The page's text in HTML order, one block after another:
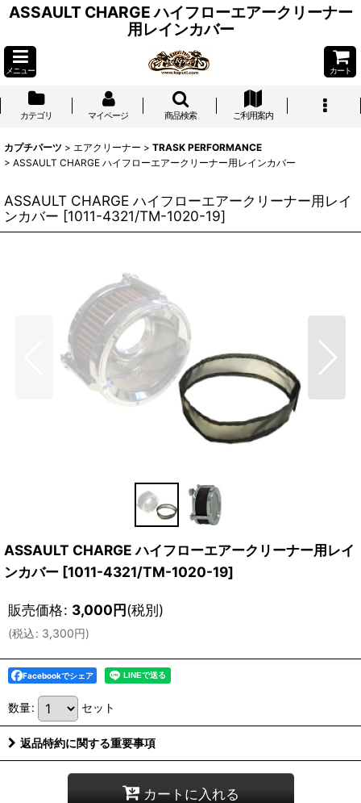
ASSAULT CHARGE ハイフローエアークリーナー
用レインカバー
メニュー カート
カテゴリ マイページ 商品検索 ご利用案内
カプチパーツ > エアクリーナー > TRASK PERFORMANCE
> ASSAULT CHARGE ハイフローエアークリーナー用レインカバー
ASSAULT CHARGE ハイフローエアークリーナー用レイ
ンカバー [1011-4321/TM-1020-19]
ASSAULT CHARGE ハイフローエアークリーナー用レイ
ンカバー [1011-4321/TM-1020-19]
販売価格: 3,000円(税別)
(税込: 3,300円)
Facebookでシェア
数量: セット
返品特約に関する重要事項
カートに入れる